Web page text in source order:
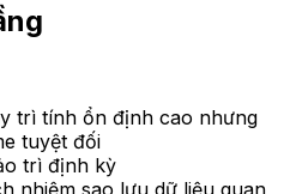
trì tính ổn định cao nhưng
tuyệt đối
trì định kỳ
nhiệm sao lưu dữ liệu quan